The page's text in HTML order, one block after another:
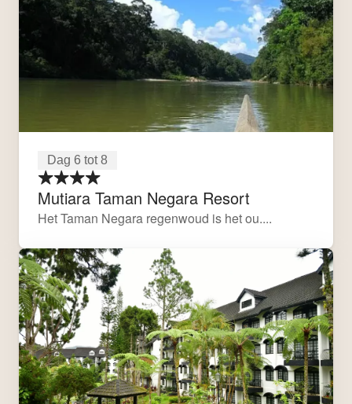
Dag 6 tot 8
Mutiara Taman Negara Resort
Het Taman Negara regenwoud is het ou....